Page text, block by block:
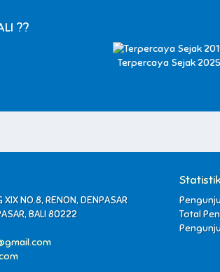
??
Terpercaya Sejak 2025
XIX NO.8, RENON, DENPASAR
BALI 80222
Total